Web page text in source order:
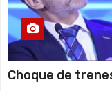
Choque de